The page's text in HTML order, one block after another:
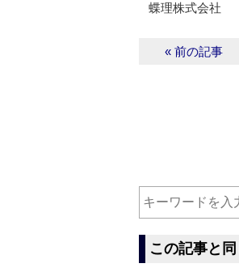
蝶理株式会社
« 前の記事
この記事と